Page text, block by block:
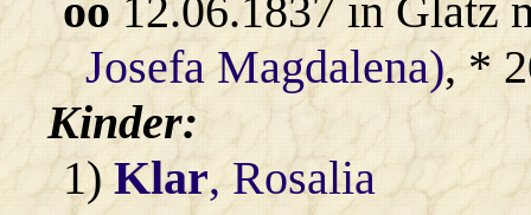
oo12.06.1837 in Glatz
Josefa Magdalena), *
Kinder:
1)Klar, Rosalia